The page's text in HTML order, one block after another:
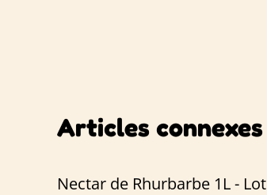
Articles connexes
Nectar de Rhurbarbe 1L - Lot